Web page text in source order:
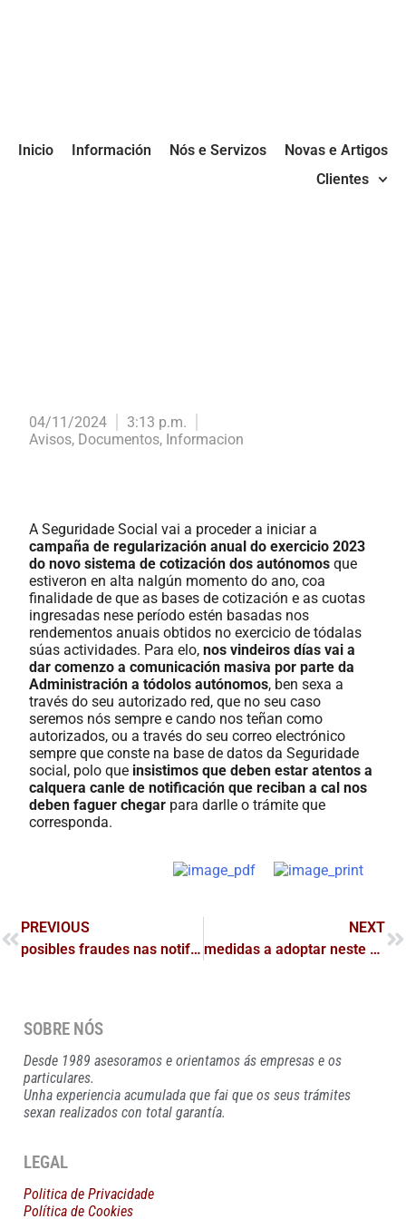
Inicio Información Nós e Servizos
Novas e Artigos
Clientes
04/11/2024
3:13 p.m.
Avisos, Documentos, Informacion
A Seguridade Social vai a proceder a iniciar a
campaña de regularización anual do exercicio 2023
do novo sistema de cotización dos autónomos que
estiveron en alta nalgún momento do ano, coa
finalidade de que as bases de cotización e as cuotas
ingresadas nese período estén basadas nos
rendementos anuais obtidos no exercicio de tódalas
súas actividades. Para elo, nos vindeiros días vai a
dar comenzo a comunicación masiva por parte da
Administración a tódolos autónomos, ben sexa a
través do seu autorizado red, que no seu caso
seremos nós sempre e cando nos teñan como
autorizados, ou a través do seu correo electrónico
sempre que conste na base de datos da Seguridade
social, polo que insistimos que deben estar atentos a
calquera canle de notificación que reciban a cal nos
deben faguer chegar para darlle o trámite que
corresponda.
PREVIOUS
posibles fraudes nas notifcacións e pagos
NEXT
medidas a adoptar neste mes de decembro para axustar irpf 2024
SOBRE NÓS
Desde 1989 asesoramos e orientamos ás empresas e os
particulares.
Unha experiencia acumulada que fai que os seus trámites
sexan realizados con total garantía.
LEGAL
Politica de Privacidade
Política de Cookies